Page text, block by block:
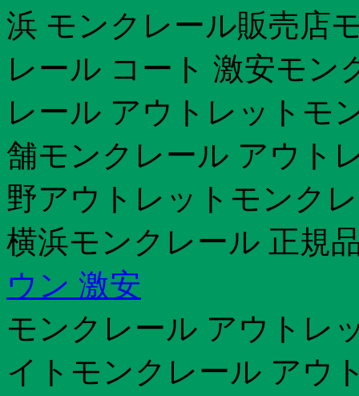
浜 モンクレール販売店
レール コート 激安モン
レール アウトレットモ
舗モンクレール アウト
野アウトレットモンク
横浜モンクレール 正規
ウン 激安
モンクレール アウトレ
イトモンクレール アウ